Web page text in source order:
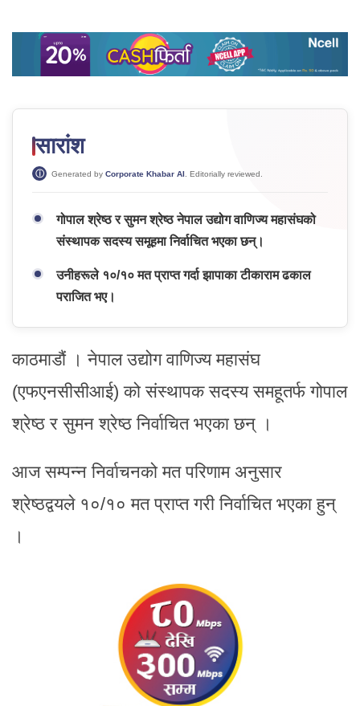
सारांश
Generated by Corporate Khabar AI . Editorially reviewed.
गोपाल श्रेष्ठ र सुमन श्रेष्ठ नेपाल उद्योग वाणिज्य महासंघको
संस्थापक सदस्य समूहमा निर्वाचित भएका छन्।
उनीहरूले १०/१० मत प्राप्त गर्दा झापाका टीकाराम ढकाल
पराजित भए।
काठमाडौं । नेपाल उद्योग वाणिज्य महासंघ
(एफएनसीसीआई) को संस्थापक सदस्य समहूतर्फ गोपाल
श्रेष्ठ र सुमन श्रेष्ठ निर्वाचित भएका छन् ।
आज सम्पन्न निर्वाचनको मत परिणाम अनुसार
श्रेष्ठद्वयले १०/१० मत प्राप्त गरी निर्वाचित भएका हुन्
।